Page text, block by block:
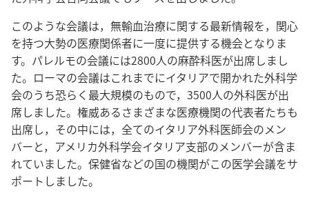
このような会議は，無輸血治療に関する最新情報を，関心
を持つ大勢の医療関係者に一度に提供する機会となりま
す。パレルモの会議には2800人の麻酔科医が出席しまし
た。ローマの会議はこれまでにイタリアで開かれた外科学
会のうち恐らく最大規模のもので，3500人の外科医が出
席しました。権威あるさまざまな医療機関の代表者たちも
出席し，その中には，全てのイタリア外科医師会のメン
バーと，アメリカ外科学会イタリア支部のメンバーが含ま
れていました。保健省などの国の機関がこの医学会議をサ
ポートしました。